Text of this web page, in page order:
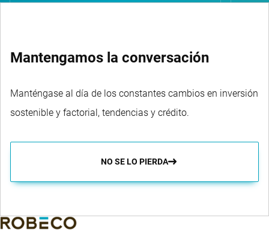
Mantengamos la conversación
Manténgase al día de los constantes cambios en inversión
sostenible y factorial, tendencias y crédito.
NO SE LO PIERDA